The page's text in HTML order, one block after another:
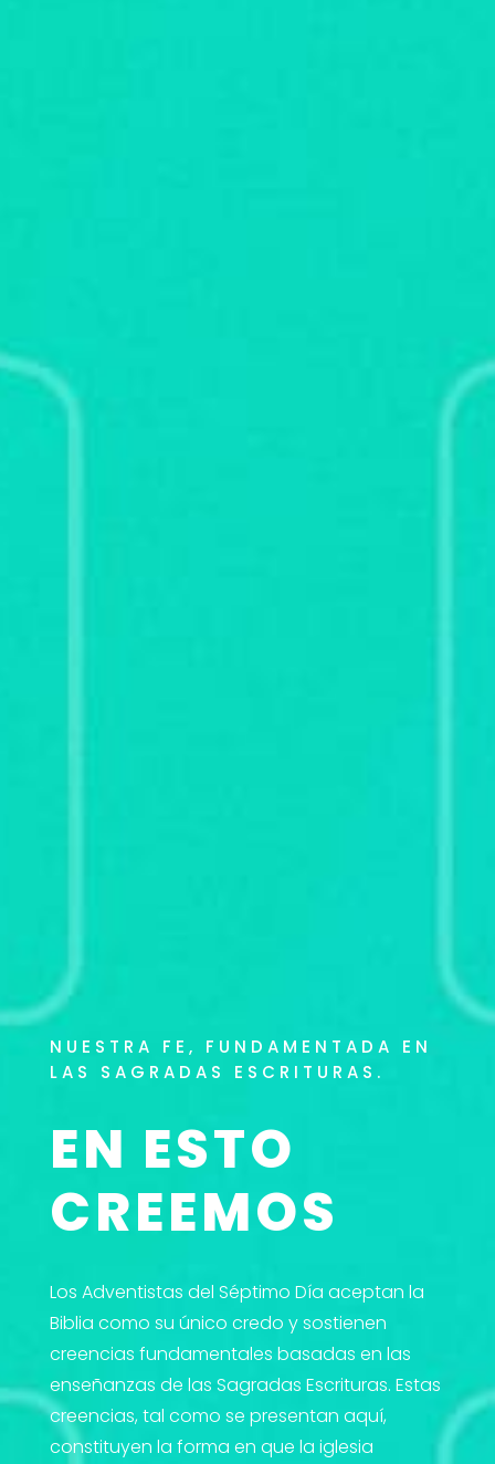
NUESTRA FE, FUNDAMENTADA EN
LAS SAGRADAS ESCRITURAS.
EN ESTO
CREEMOS
Los Adventistas del Séptimo Día aceptan la
Biblia como su único credo y sostienen
creencias fundamentales basadas en las
enseñanzas de las Sagradas Escrituras. Estas
creencias, tal como se presentan aquí,
constituyen la forma en que la iglesia